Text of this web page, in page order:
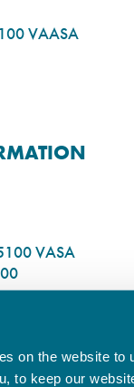
on the website
to keep our
VAASA
VASA
VASA